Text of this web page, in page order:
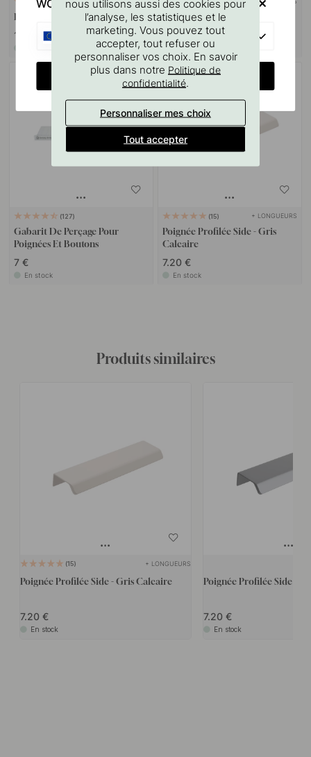
Bouton Skye - Gris Calcaire
10 €
3
Bouton T Viva - Gris Calcaire
15 €
En stock
127
Gabarit De Perçage Pour
Poignées Et Boutons
7 €
En stock
15 + LONGUEURS
Poignée Profilée Side - Gris
Calcaire
7.20 €
En stock
Produits similaires
15 + LONGUEURS
Poignée Profilée Side - Gris Calcaire
7.20
En stock
Poignée Profilée Side -
7.20
En stock
nous utilisons aussi des cookies pour
l’analyse, les statistiques et le
marketing. Vous pouvez tout
accepter, tout refuser ou
personnaliser vos choix. En savoir
plus dans notre Politique de
confidentialité.
Personnaliser mes choix
Tout accepter
WOULD YOU RATHER VISIT?
CHANGE COUNTRY